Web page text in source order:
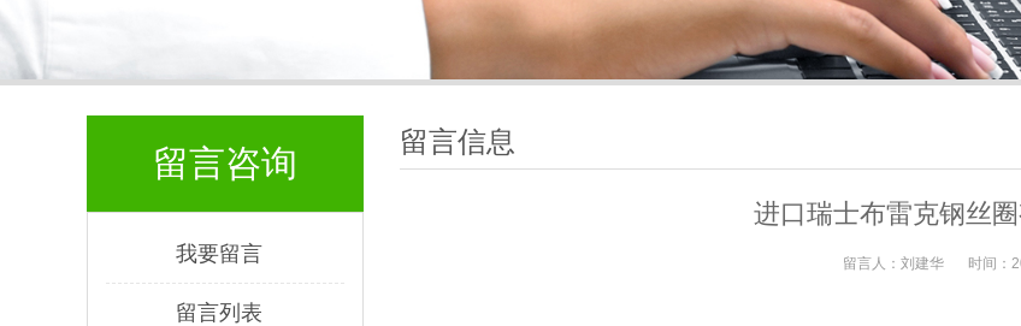
留言咨询
我要留言
留言列表
留言信息
进口瑞士布雷克钢丝
留言人： 刘建华 时间：